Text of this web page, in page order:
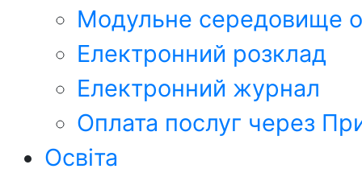
Модульне середовище
Електронний розклад
Електронний журнал
Оплата послуг через
Освіта